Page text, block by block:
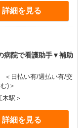
詳細を見る
病院で看護助手▼補助
＜日払い有/週払い有/交
)＞
駅＞
詳細を見る